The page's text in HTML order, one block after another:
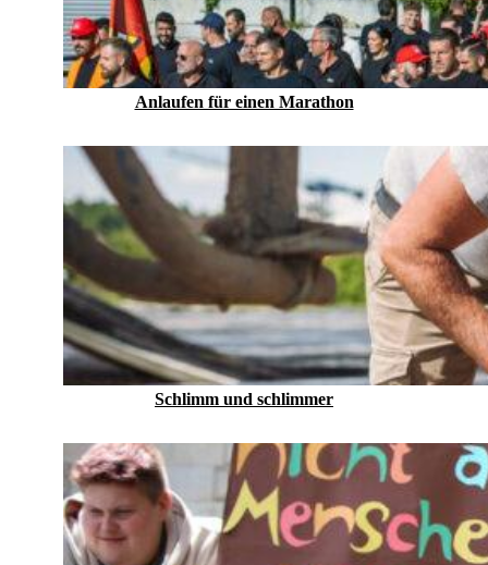
Anlaufen für einen Marathon
Schlimm und schlimmer